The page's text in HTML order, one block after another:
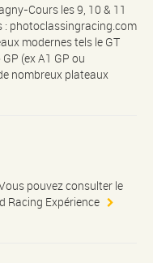
Cours les 9, 10 & 11
: photoclassingracing.com
modernes tels le GT
(ex A1 GP ou
nombreux plateaux
pouvez consulter le
Racing Expérience